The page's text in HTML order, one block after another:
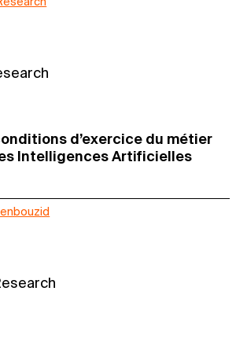
d’exercice du métier
Intelligences Artificielles